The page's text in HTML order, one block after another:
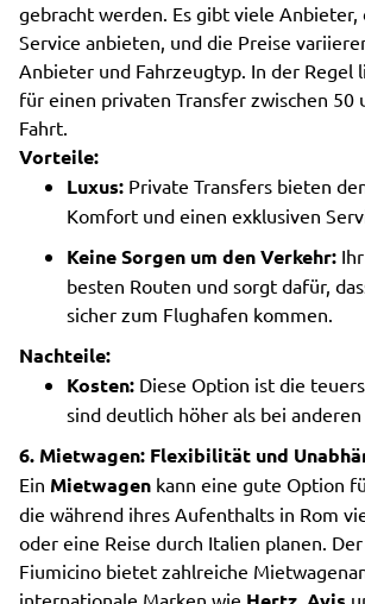
gebracht werden. Es gibt viele Anbieter,
Service anbieten, und die Preise
Anbieter und Fahrzeugtyp. In der Regel
für einen privaten Transfer zwischen 50
Fahrt.
Vorteile:
Luxus: Private Transfers bieten
Komfort und einen exklusiven
Keine Sorgen um den Verkehr:
besten Routen und sorgt dafür,
sicher zum Flughafen kommen.
Nachteile:
Kosten: Diese Option ist die
sind deutlich höher als bei
6. Mietwagen: Flexibilität und
Ein Mietwagen kann eine gute Option
die während ihres Aufenthalts in Rom
oder eine Reise durch Italien planen.
Fiumicino bietet zahlreiche